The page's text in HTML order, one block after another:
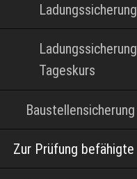
Tageskurs
Zur Prüfung